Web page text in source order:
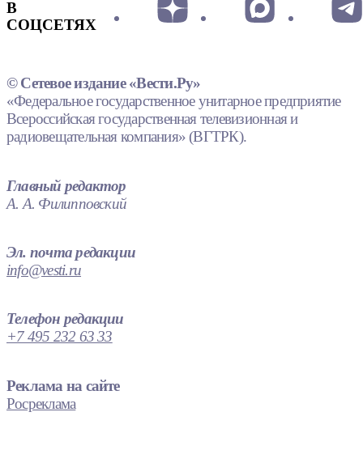
В
СОЦСЕТЯХ
© Сетевое издание «Вести.Ру»
«Федеральное государственное унитарное предприятие
Всероссийская государственная телевизионная и
радиовещательная компания» (ВГТРК).
Главный редактор
А. А. Филипповский
Эл. почта редакции
info@vesti.ru
Телефон редакции
+7 495 232 63 33
Реклама на сайте
Росреклама